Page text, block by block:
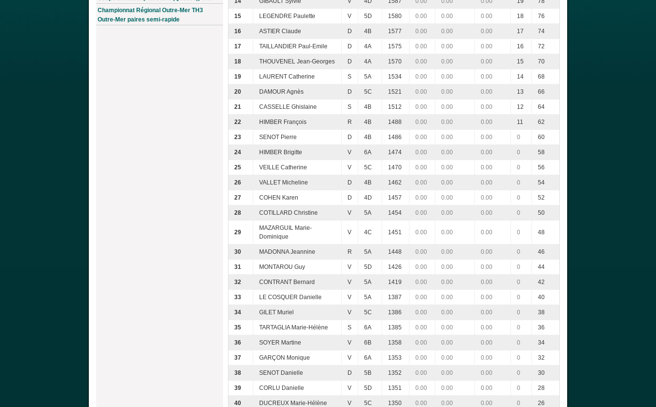
Championnat Régional Outre-Mer TH3
Outre-Mer paires semi-rapide
15 LEGENDRE Paulette V 5D 1580 0.00 0.00 0.00 18 76
16 ASTIER Claude D 4B 1577 0.00 0.00 0.00 17 74
17 TAILLANDIER Paul-Emile D 4A 1575 0.00 0.00 0.00 16 72
18 THOUVENEL Jean-Georges D 4A 1570 0.00 0.00 0.00 15 70
19 LAURENT Catherine S 5A 1534 0.00 0.00 0.00 14 68
20 DAMOUR Agnès D 5C 1521 0.00 0.00 0.00 13 66
21 CASSELLE Ghislaine S 4B 1512 0.00 0.00 0.00 12 64
22 HIMBER François R 4B 1488 0.00 0.00 0.00 11 62
23 SENOT Pierre D 4B 1486 0.00 0.00 0.00 0 60
24 HIMBER Brigitte V 6A 1474 0.00 0.00 0.00 0 58
25 VEILLE Catherine V 5C 1470 0.00 0.00 0.00 0 56
26 VALLET Micheline D 4B 1462 0.00 0.00 0.00 0 54
27 COHEN Karen D 4D 1457 0.00 0.00 0.00 0 52
28 COTILLARD Christine V 5A 1454 0.00 0.00 0.00 0 50
29
MAZARGUIL Marie-
Dominique
V 4C 1451 0.00 0.00 0.00 0 48
30 MADONNA Jeannine R 5A 1448 0.00 0.00 0.00 0 46
31 MONTAROU Guy V 5D 1426 0.00 0.00 0.00 0 44
32 CONTRANT Bernard V 5A 1419 0.00 0.00 0.00 0 42
33 LE COSQUER Danielle V 5A 1387 0.00 0.00 0.00 0 40
34 GILET Muriel V 5C 1386 0.00 0.00 0.00 0 38
35 TARTAGLIA Marie-Hélène S 6A 1385 0.00 0.00 0.00 0 36
36 SOYER Martine V 6B 1358 0.00 0.00 0.00 0 34
37 GARÇON Monique V 6A 1353 0.00 0.00 0.00 0 32
38 SENOT Danielle D 5B 1352 0.00 0.00 0.00 0 30
39 CORLU Danielle V 5D 1351 0.00 0.00 0.00 0 28
40 DUCREUX Marie-Hélène V 5C 1350 0.00 0.00 0.00 0 26